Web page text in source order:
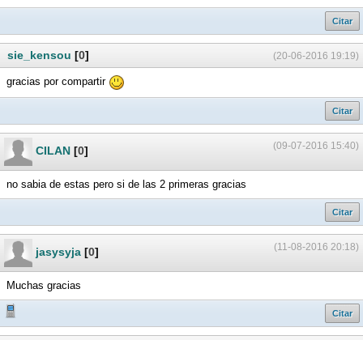
Citar
(20-06-2016 19:19)
sie_kensou [0]
gracias por compartir
Citar
(09-07-2016 15:40)
CILAN [0]
no sabia de estas pero si de las 2 primeras gracias
Citar
(11-08-2016 20:18)
jasysyja [0]
Muchas gracias
Citar